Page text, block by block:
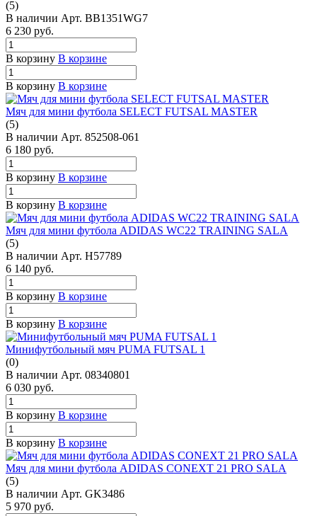
(5)
В наличии Арт. BB1351WG7
6 230 руб.
В корзину В корзине
В корзину В корзине
Мяч для мини футбола SELECT FUTSAL MASTER
(5)
В наличии Арт. 852508-061
6 180 руб.
В корзину В корзине
В корзину В корзине
Мяч для мини футбола ADIDAS WC22 TRAINING SALA
(5)
В наличии Арт. H57789
6 140 руб.
В корзину В корзине
В корзину В корзине
Минифутбольный мяч PUMA FUTSAL 1
(0)
В наличии Арт. 08340801
6 030 руб.
В корзину В корзине
В корзину В корзине
Мяч для мини футбола ADIDAS CONEXT 21 PRO SALA
(5)
В наличии Арт. GK3486
5 970 руб.